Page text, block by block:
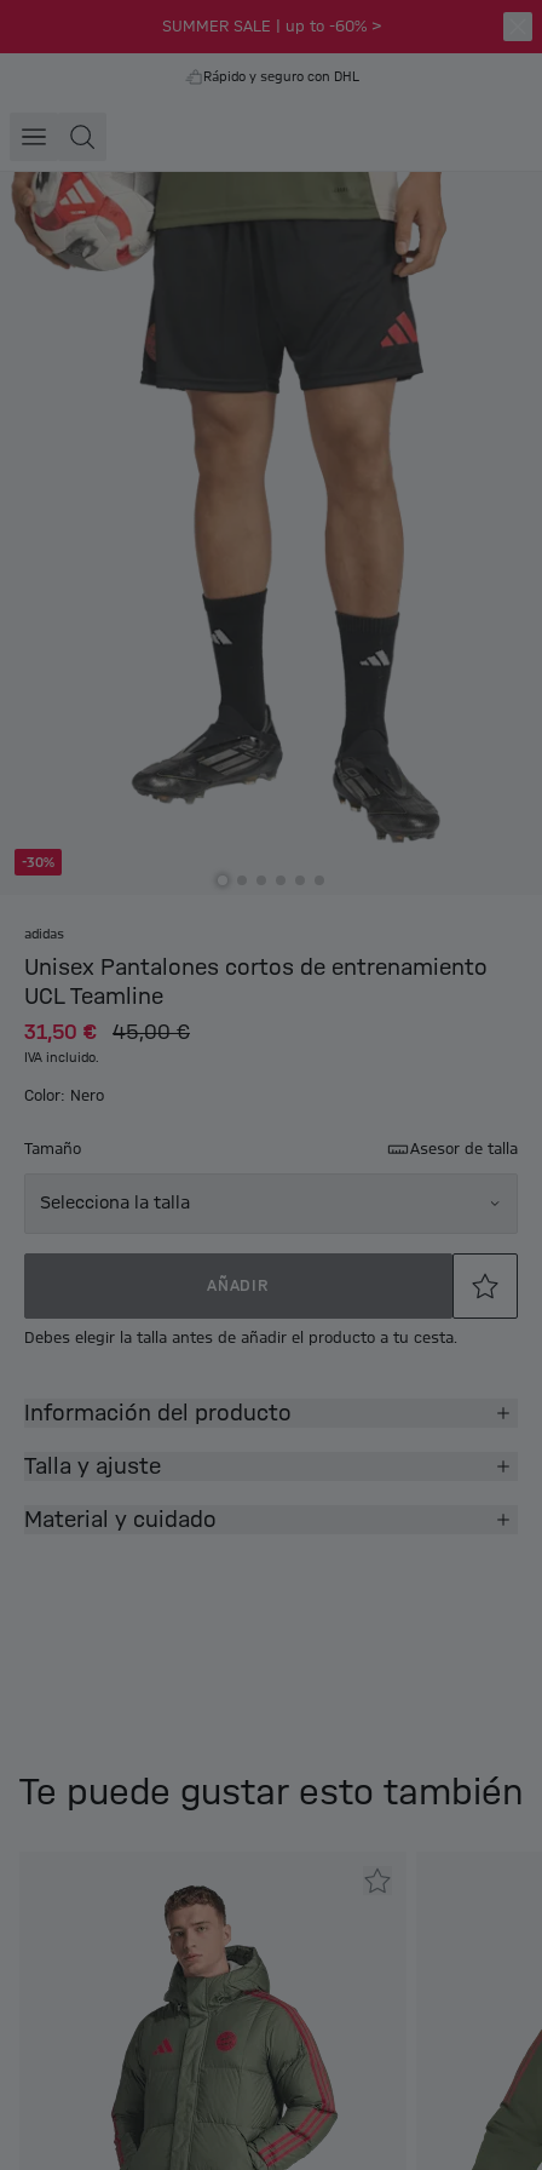
SUMMER SALE | up to -60% >
Rápido y seguro con DHL
-30%
adidas
Unisex Pantalones cortos de entrenamiento
UCL Teamline
31,50 € 45,00 €
IVA incluido.
Color: Nero
Tamaño Asesor de talla
Selecciona la talla
AÑADIR
Debes elegir la talla antes de añadir el producto a tu cesta.
Información del producto
Talla y ajuste
Material y cuidado
Te puede gustar esto también